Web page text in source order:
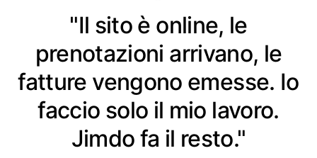
"Il sito è online, le
prenotazioni arrivano, le
fatture vengono emesse. Io
faccio solo il mio lavoro.
Jimdo fa il resto."